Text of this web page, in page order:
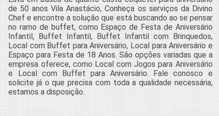
de 50 anos Vila Anastácio, Conheça os serviços da Divino
Chef e encontre a solução que está buscando ao se pensar
no ramo de buffet, como Espaço de Festa de Aniversário
Infantil, Buffet Infantil, Buffet Infantil com Brinquedos,
Local com Buffet para Aniversário, Local para Aniversário e
Espaço para Festa de 18 Anos. São opções variadas que a
empresa oferece, como Local com Jogos para Aniversário
e Local com Buffet para Aniversário. Fale conosco e
solicite já o que precisa com toda a qualidade necessária,
estamos a disposição.